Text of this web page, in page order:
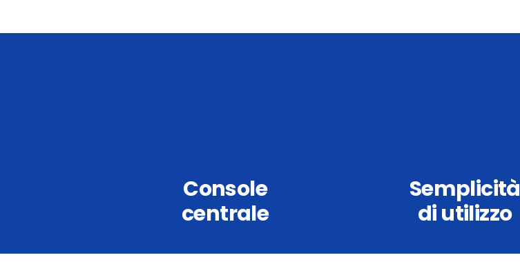
Console
centrale
Semplicità
di utilizzo